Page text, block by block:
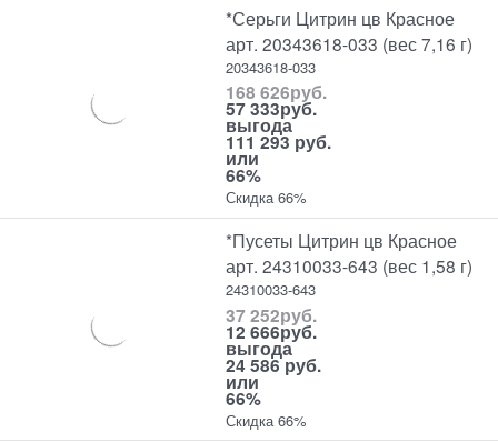
*Серьги Цитрин цв Красное
арт. 20343618-033 (вес 7,16 г)
20343618-033
168 626руб.
57 333руб.
выгода
111 293 руб.
или
66%
Скидка 66%
*Пусеты Цитрин цв Красное
арт. 24310033-643 (вес 1,58 г)
24310033-643
37 252руб.
12 666руб.
выгода
24 586 руб.
или
66%
Скидка 66%